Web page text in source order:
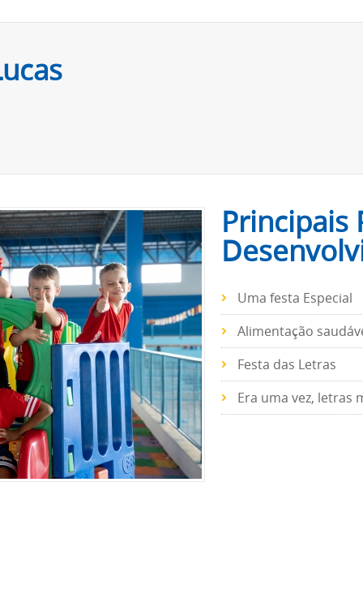
Principais
Uma festa Especial
Alimentação
Festa das Letras
Era uma vez, letras